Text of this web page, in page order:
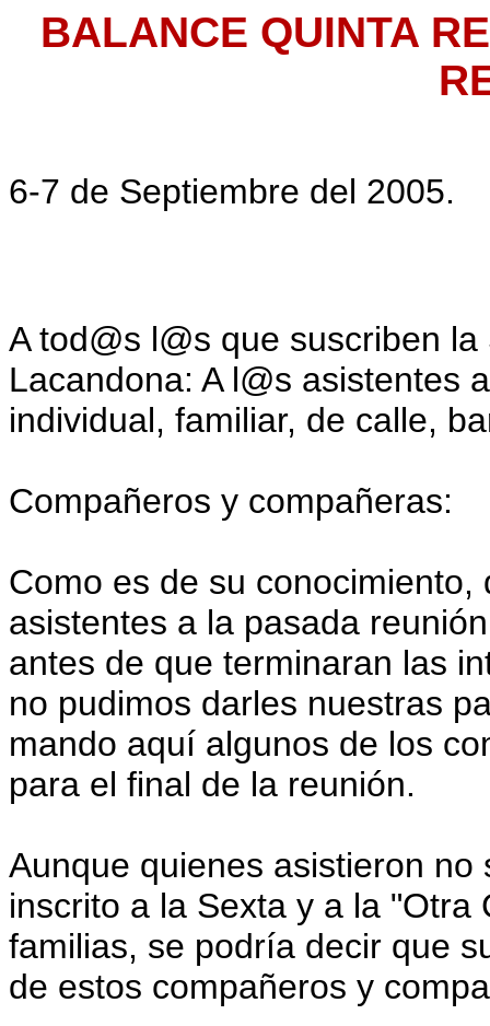
BALANCE QUINTA
6-7 de Septiembre del 2005.
A tod@s l@s que suscriben
Lacandona: A l@s asistentes
individual, familiar, de calle,
Compañeros y compañeras:
Como es de su
asistentes a la pasada
antes de que terminaran las
no pudimos darles nuestras
mando aquí algunos de los
para el final de la reunión.
Aunque quienes asistieron
inscrito a la Sexta y a la
familias, se podría decir que
de estos compañeros y